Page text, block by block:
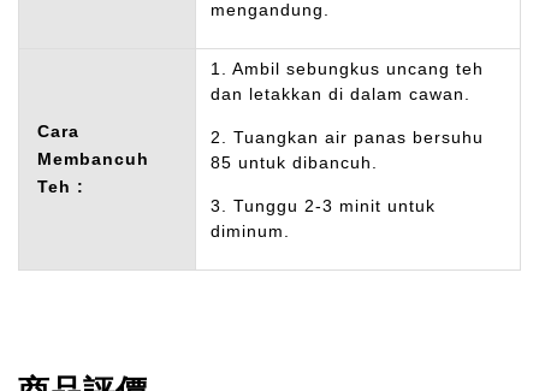
mengandung.
Cara
Membancuh
Teh :
1. Ambil sebungkus uncang teh
dan letakkan di dalam cawan.
2. Tuangkan air panas bersuhu
85 untuk dibancuh.
3. Tunggu 2-3 minit untuk
diminum.